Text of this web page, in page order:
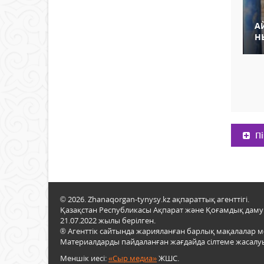
© 2026. Zhanaqorgan-tynysy.kz ақпараттық агенттігі.
Қазақстан Республикасы Ақпарат және Қоғамдық даму
21.07.2022 жылы берілген.
® Агенттік сайтында жарияланған барлық
Материалдарды пайдаланған жағдайда сілтеме
Меншік иесі:«Сыр медиа»ЖШС.